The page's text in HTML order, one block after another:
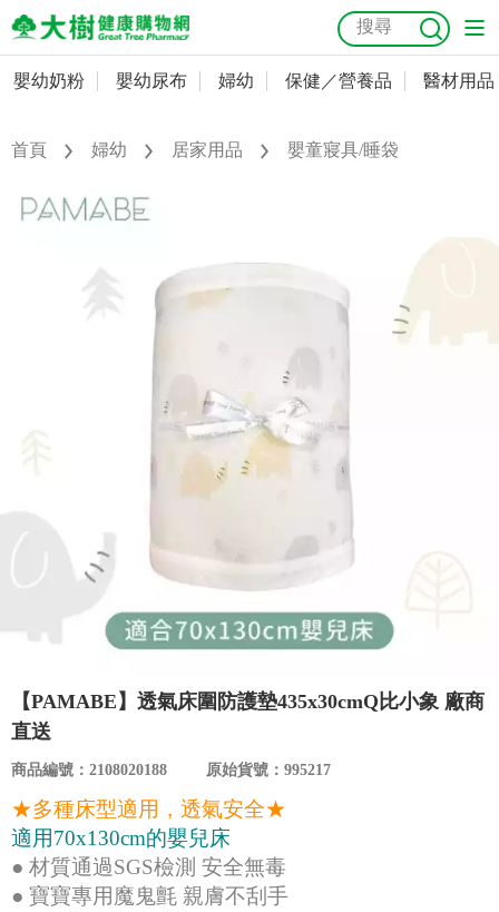
嬰幼奶粉
嬰幼尿布
婦幼
保健／營養品
名人嚴選
優惠活動
關於我們
合作提案
購物流程
抗菌 尿布 大樹獨家 益生菌 魚油 幼兒米餅
奶瓶奶嘴
會員資料及密碼修改
常用收件人清單
訂單查詢
嬰幼奶粉 嬰幼尿布 婦幼 保健／營養品 醫材用品
首頁 婦幼 居家用品 嬰童寢具/睡袋
【PAMABE】透氣床圍防護墊435x30cmQ比小象 廠商
直送
商品編號：2108020188 原始貨號：995217
★多種床型適用，透氣安全★
適用70x130cm的嬰兒床
● 材質通過SGS檢測 安全無毒
● 寶寶專用魔鬼氈 親膚不刮手